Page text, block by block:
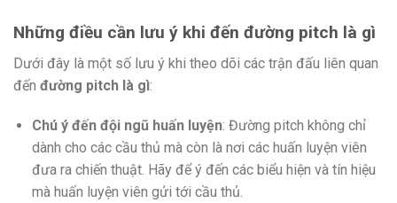
Những điều cần lưu ý khi đến đường pitch là gì
Dưới đây là một số lưu ý khi theo dõi các trận đấu liên quan
đến đường pitch là gì:
Chú ý đến đội ngũ huấn luyện: Đường pitch không chỉ
dành cho các cầu thủ mà còn là nơi các huấn luyện viên
đưa ra chiến thuật. Hãy để ý đến các biểu hiện và tín hiệu
mà huấn luyện viên gửi tới cầu thủ.